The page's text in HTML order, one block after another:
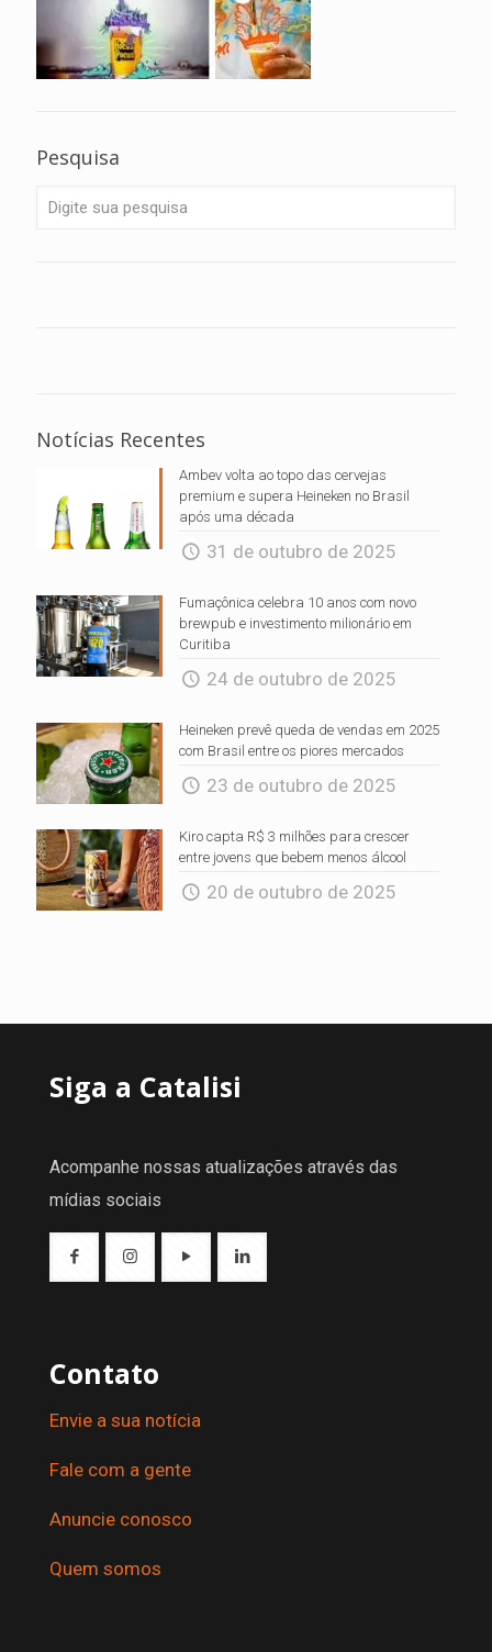
Pesquisa
Notícias Recentes
Ambev volta ao topo das cervejas
premium e supera Heineken no Brasil
após uma década
31 de outubro de 2025
Fumaçônica celebra 10 anos com novo
brewpub e investimento milionário em
Curitiba
24 de outubro de 2025
Heineken prevê queda de vendas em 2025
com Brasil entre os piores mercados
23 de outubro de 2025
Kiro capta R$ 3 milhões para crescer
entre jovens que bebem menos álcool
20 de outubro de 2025
Siga a Catalisi
Acompanhe nossas atualizações através das
mídias sociais
Contato
Envie a sua notícia
Fale com a gente
Anuncie conosco
Quem somos